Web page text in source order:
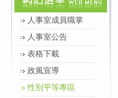
人事室成員職掌
人事室公告
表格下載
政風宣導
性別平等專區